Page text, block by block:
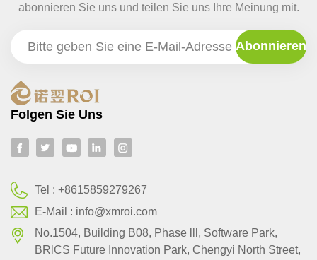
abonnieren Sie uns und teilen Sie uns Ihre Meinung mit.
Folgen Sie Uns
Tel :+8615859279267
E-Mail : info@xmroi.com
No.1504, Building B08, Phase lll, Software Park,
BRlCS Future Innovation Park, Chengyi North Street,